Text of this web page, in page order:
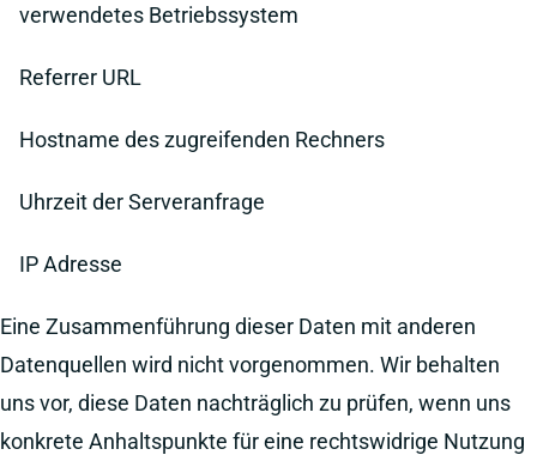
verwendetes Betriebssystem
Referrer URL
Hostname des zugreifenden Rechners
Uhrzeit der Serveranfrage
IP Adresse
Eine Zusammenführung dieser Daten mit anderen
Datenquellen wird nicht vorgenommen. Wir behalten
uns vor, diese Daten nachträglich zu prüfen, wenn uns
konkrete Anhaltspunkte für eine rechtswidrige Nutzung